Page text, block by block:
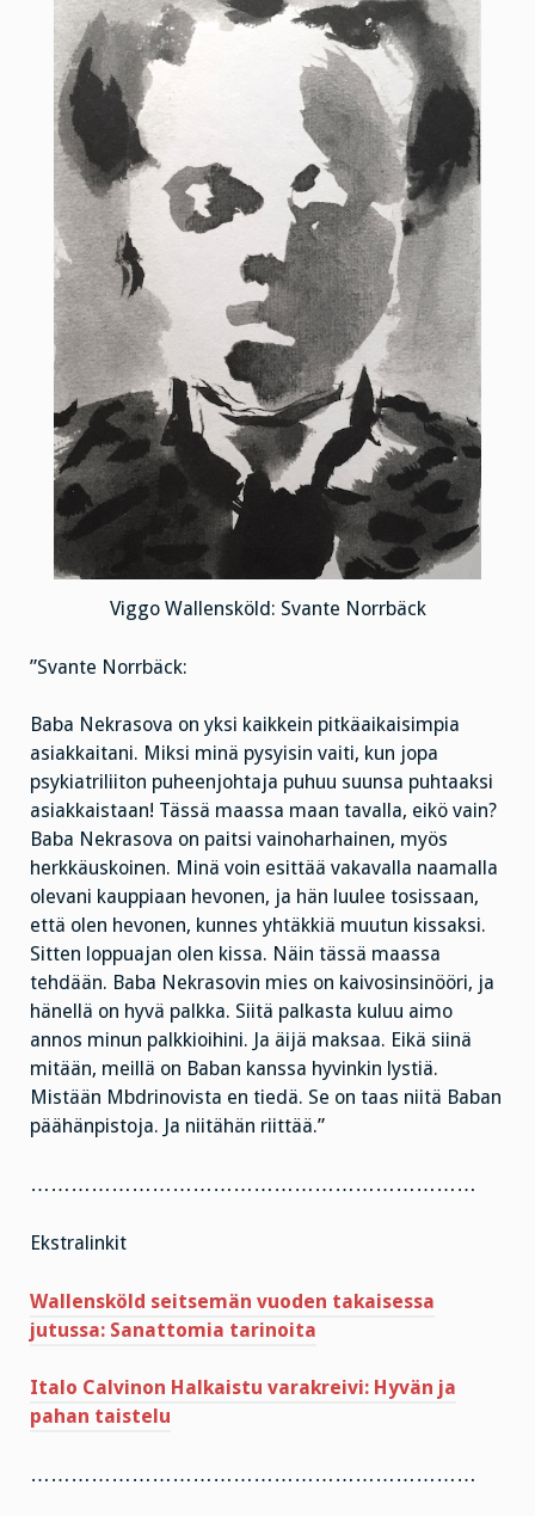
Viggo Wallensköld: Svante Norrbäck
”Svante Norrbäck:
Baba Nekrasova on yksi kaikkein pitkäaikaisimpia
asiakkaitani. Miksi minä pysyisin vaiti, kun jopa
psykiatriliiton puheenjohtaja puhuu suunsa puhtaaksi
asiakkaistaan! Tässä maassa maan tavalla, eikö vain?
Baba Nekrasova on paitsi vainoharhainen, myös
herkkäuskoinen. Minä voin esittää vakavalla naamalla
olevani kauppiaan hevonen, ja hän luulee tosissaan,
että olen hevonen, kunnes yhtäkkiä muutun kissaksi.
Sitten loppuajan olen kissa. Näin tässä maassa
tehdään. Baba Nekrasovin mies on kaivosinsinööri, ja
hänellä on hyvä palkka. Siitä palkasta kuluu aimo
annos minun palkkioihini. Ja äijä maksaa. Eikä siinä
mitään, meillä on Baban kanssa hyvinkin lystiä.
Mistään Mbdrinovista en tiedä. Se on taas niitä Baban
päähänpistoja. Ja niitähän riittää.”
…………………………………………………………
Ekstralinkit
Wallensköld seitsemän vuoden takaisessa
jutussa: Sanattomia tarinoita
Italo Calvinon Halkaistu varakreivi: Hyvän ja
pahan taistelu
…………………………………………………………